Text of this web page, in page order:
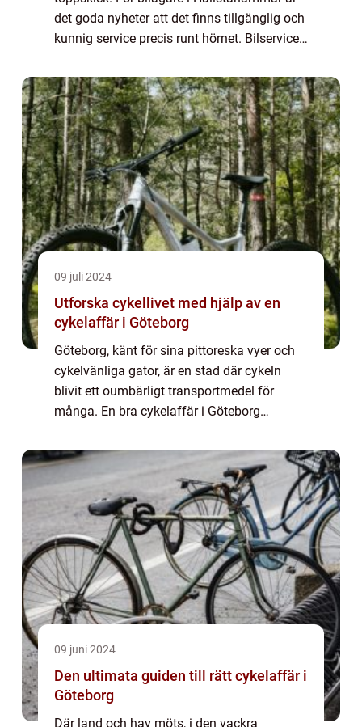
det goda nyheter att det finns tillgänglig och
kunnig service precis runt hörnet. Bilservice
09 juli 2024
Utforska cykellivet med hjälp av en
cykelaffär i Göteborg
Göteborg, känt för sina pittoreska vyer och
cykelvänliga gator, är en stad där cykeln
blivit ett oumbärligt transportmedel för
många. En bra cykelaffär i Göteborg
09 juni 2024
Den ultimata guiden till rätt cykelaffär i
Göteborg
Där land och hav möts, i den vackra